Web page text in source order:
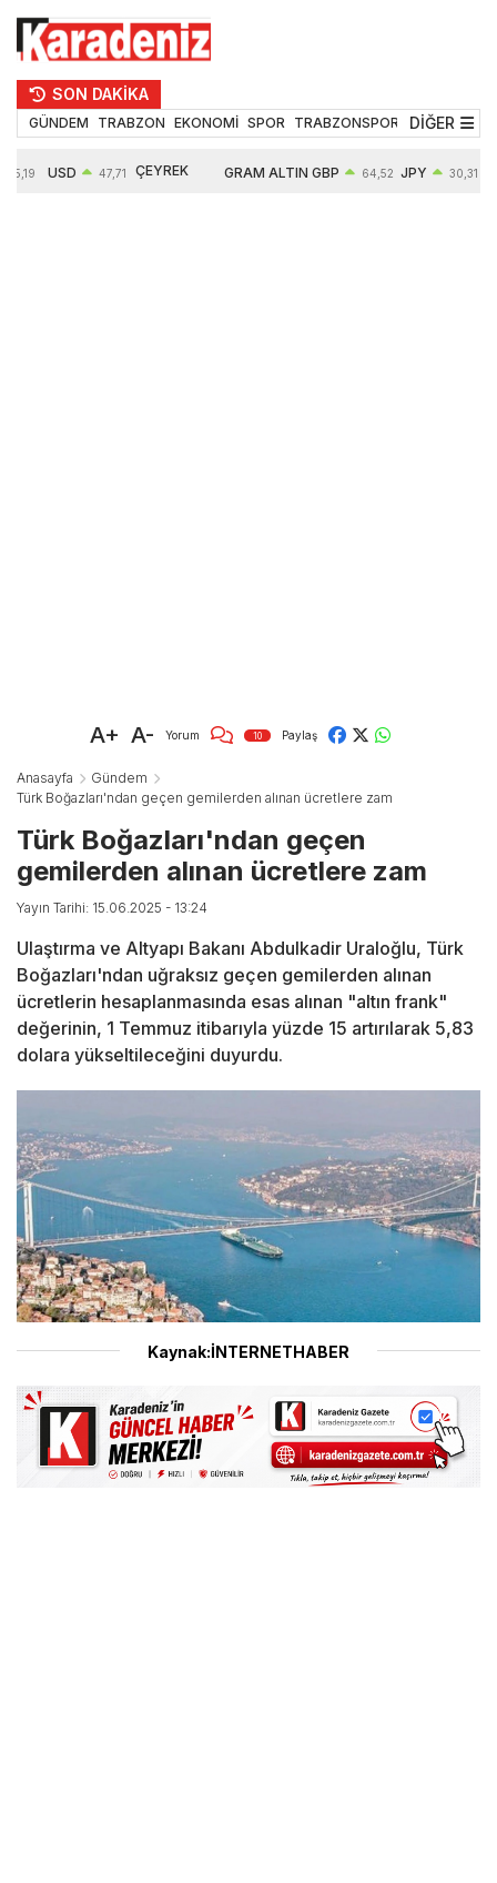
SON DAKİKA
GÜNDEM TRABZON EKONOMİ SPOR TRABZONSPOR TEKNOLOJİ
DİĞER
55,19 USD 47,71 ÇEYREK GRAM ALTIN GBP 64,52 JPY 30,31
A+ A- Yorum 10 Paylaş
Anasayfa
Gündem
Türk Boğazları'ndan geçen gemilerden alınan ücretlere zam
Türk Boğazları'ndan geçen
gemilerden alınan ücretlere zam
Yayın Tarihi: 15.06.2025 - 13:24
Ulaştırma ve Altyapı Bakanı Abdulkadir Uraloğlu, Türk
Boğazları'ndan uğraksız geçen gemilerden alınan
ücretlerin hesaplanmasında esas alınan "altın frank"
değerinin, 1 Temmuz itibarıyla yüzde 15 artırılarak 5,83
dolara yükseltileceğini duyurdu.
Kaynak:İNTERNETHABER